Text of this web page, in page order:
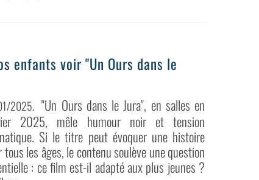
enfants voir "Un Ours dans le
2025. "Un Ours dans le Jura", en salles en
2025, mêle humour noir et tension
Si le titre peut évoquer une histoire
tous les âges, le contenu soulève une question
: ce film est-il adapté aux plus jeunes ?